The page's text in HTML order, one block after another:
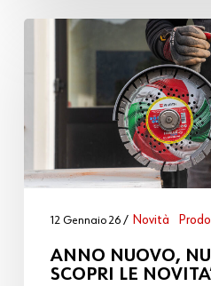
12 Gennaio 26 Novità
ANNO NUOVO,
SCOPRI LE